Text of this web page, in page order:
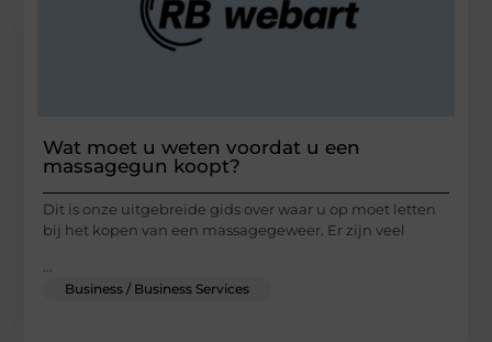
Wat moet u weten voordat u een
massagegun koopt?
Dit is onze uitgebreide gids over waar u op moet letten
bij het kopen van een massagegeweer. Er zijn veel
Business / Business Services